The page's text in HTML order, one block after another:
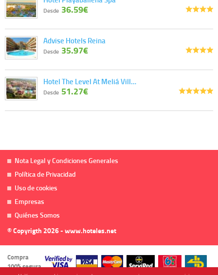
Desde 36.59€
Advise Hotels Reina
Desde 35.97€
Hotel The Level At Meliá Vill…
Desde 51.27€
Nota Legal y Condiciones Generales
Política de Privacidad
Uso de cookies
Empresas
Quiénes Somos
© Copyrigth 2026 - www.hoteles.net
Compra
100% segura